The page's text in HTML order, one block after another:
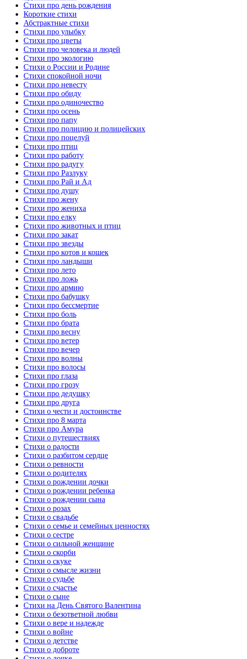
Стихи про день рождения
Короткие стихи
Абстрактные стихи
Стихи про улыбку
Стихи про цветы
Стихи про человека и людей
Стихи про экологию
Стихи о России и Родине
Стихи спокойной ночи
Стихи про невесту
Стихи про обиду
Стихи про одиночество
Стихи про осень
Стихи про папу
Стихи про полицию и полицейских
Стихи про поцелуй
Стихи про птиц
Стихи про работу
Стихи про радугу
Стихи про Разлуку
Стихи про Рай и Ад
Стихи про душу
Стихи про жену
Стихи про жениха
Стихи про елку
Стихи про животных и птиц
Стихи про закат
Стихи про звезды
Стихи про котов и кошек
Стихи про ландыши
Стихи про лето
Стихи про ложь
Стихи про армию
Стихи про бабушку
Стихи про бессмертие
Стихи про боль
Стихи про брата
Стихи про весну
Стихи про ветер
Стихи про вечер
Стихи про волны
Стихи про волосы
Стихи про глаза
Стихи про грозу
Стихи про дедушку
Стихи про друга
Стихи о чести и достоинстве
Стихи про 8 марта
Стихи про Амура
Стихи о путешествиях
Стихи о радости
Стихи о разбитом сердце
Стихи о ревности
Стихи о родителях
Стихи о рождении дочки
Стихи о рождении ребенка
Стихи о рождении сына
Стихи о розах
Стихи о свадьбе
Стихи о семье и семейных ценностях
Стихи о сестре
Стихи о сильной женщине
Стихи о скорби
Стихи о скуке
Стихи о смысле жизни
Стихи о судьбе
Стихи о счастье
Стихи о сыне
Стихи на День Святого Валентина
Стихи о безответной любви
Стихи о вере и надежде
Стихи о войне
Стихи о детстве
Стихи о доброте